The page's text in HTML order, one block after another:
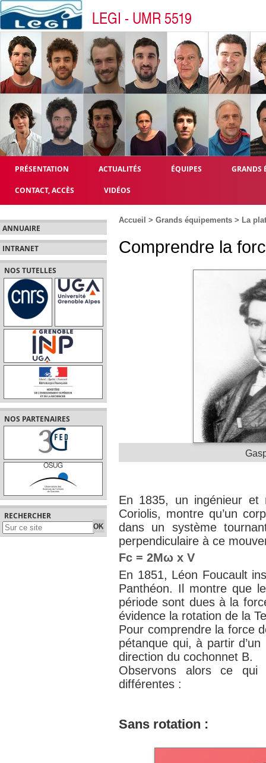
LEGI - UMR 5519
PRÉSENTATION ACTUALITÉS ÉQUIPES GRANDS
CONTACT, ACCÈS VIDÉOS
ANNUAIRE
INTRANET
NOS TUTELLES
NOS PARTENAIRES
RECHERCHER
Accueil > Grands équipements > La
Comprendre la
En 1835, un ingénieur et
Coriolis, montre qu’un
dans un système
perpendiculaire à ce
Fc = 2Mω x V
En 1851, Léon Foucault
Panthéon. Il montre que
période sont dues à la
évidence la rotation de la
Pour comprendre la force
pétanque qui, à partir
direction du cochonnet B.
Observons alors ce
différentes :
Sans rotation :